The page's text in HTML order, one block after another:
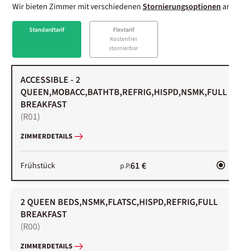
Wir bieten Zimmer mit verschiedenenStornierungsoptionen
Standardtarif
Flextarif
Kostenfrei
stornierbar
ACCESSIBLE - 2
QUEEN,MOBACC,BATHTB,REFRIG,HISPD,NSMK,FULL
BREAKFAST
(R01)
ZIMMERDETAILS
Frühstück p.P.61 €
2 QUEEN BEDS,NSMK,FLATSC,HISPD,REFRIG,FULL
BREAKFAST
(R00)
ZIMMERDETAILS